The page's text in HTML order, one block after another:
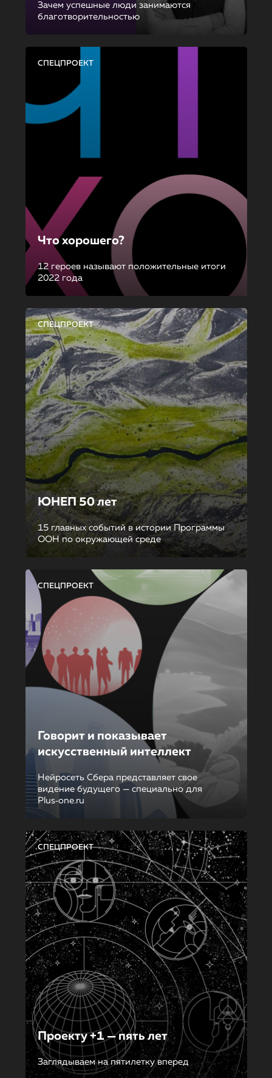
Зачем успешные люди занимаются
благотворительностью
СПЕЦПРОЕКТ
Что хорошего?
12 героев называют положительные итоги
2022 года
СПЕЦПРОЕКТ
ЮНЕП 50 лет
15 главных событий в истории Программы
ООН по окружающей среде
СПЕЦПРОЕКТ
Говорит и показывает
искусственный интеллект
Нейросеть Сбера представляет свое
видение будущего — специально для
Plus‑one.ru
СПЕЦПРОЕКТ
Проекту +1 — пять лет
Заглядываем на пятилетку вперед